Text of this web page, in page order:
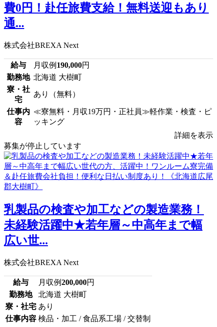
費0円！赴任旅費支給！無料送迎もあり
通...
株式会社BREXA Next
給与 月収例 190,000円
勤務地 北海道 大樹町
寮・社
宅
あり（無料）
仕事内
容
≪寮無料・月収19万円・正社員≫軽作業・検査・ピ
ッキング
詳細を表示
募集が停止しています
乳製品の検査や加工などの製造業務！
未経験活躍中★若年層～中高年まで幅
広い世...
株式会社BREXA Next
給与 月収例200,000円
勤務地
北海道 大樹町
寮・社宅 あり
仕事内容 検品・加工 / 食品系工場 / 交替制